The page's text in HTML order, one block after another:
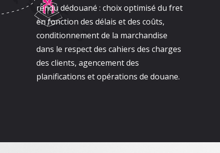
rendu dédouané : choix optimisé du fret
en fonction des délais et des coûts,
conditionnement de la marchandise
dans le respect des cahiers des charges
des clients, agencement des
planifications et opérations de douane.